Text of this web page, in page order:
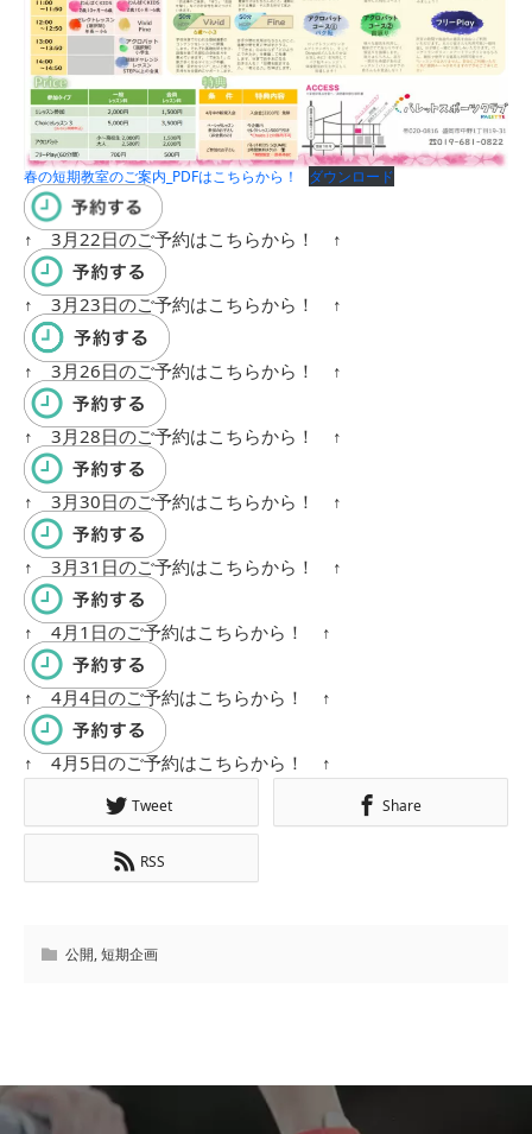
春の短期教室のご案内_PDFはこちらから！ ダウンロード
↑ 3月22日のご予約はこちらから！ ↑
↑ 3月23日のご予約はこちらから！ ↑
↑ 3月26日のご予約はこちらから！ ↑
↑ 3月28日のご予約はこちらから！ ↑
↑ 3月30日のご予約はこちらから！ ↑
↑ 3月31日のご予約はこちらから！ ↑
↑ 4月1日のご予約はこちらから！ ↑
↑ 4月4日のご予約はこちらから！ ↑
↑ 4月5日のご予約はこちらから！ ↑
Tweet Share
RSS
公開,短期企画